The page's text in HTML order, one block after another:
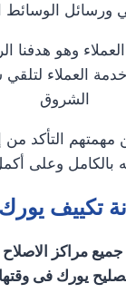
ورسائل الوسائط
وهو هدفنا
خدمة العملاء
الشروق
مهمتهم التأكد
بالكامل وعلى
تكييف
جميع مراكز
يورك فى وقتها